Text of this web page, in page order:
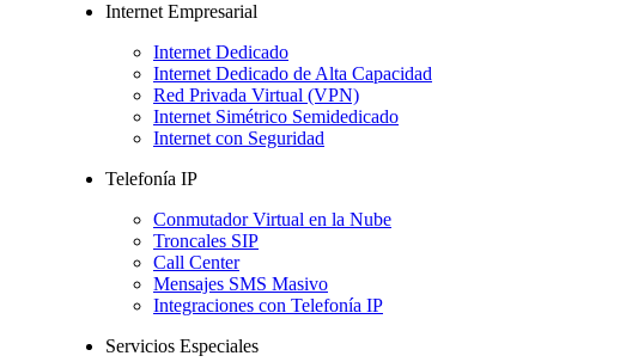
Internet Empresarial
Internet Dedicado
Internet Dedicado de Alta Capacidad
Red Privada Virtual (VPN)
Internet Simétrico Semidedicado
Internet con Seguridad
Telefonía IP
Conmutador Virtual en la Nube
Troncales SIP
Call Center
Mensajes SMS Masivo
Integraciones con Telefonía IP
Servicios Especiales